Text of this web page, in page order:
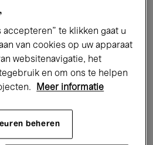
Films
Lezingen & Debatten
Muziek Global Music
accepteren” te klikken gaat u
van cookies op uw apparaat
websitenavigatie, het
en om ons te helpen
Meer informatie
beheren